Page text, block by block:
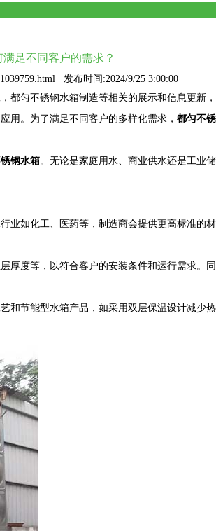
足不同客户的需求？
发布时间:2024/9/25 3:00:00
都匀不锈钢水箱制造等相关的展示和信息更新，
用。为了满足不同客户的多样化需求， 都匀不
钢水箱。无论是家庭用水、商业供水还是工业
业如化工、医药等，制造商会提供更高标准的
度等，以符合客户的安装条件和运行需求。
和节能型水箱产品，如采用双层保温设计减少